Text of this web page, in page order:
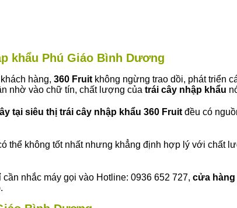
khẩu Phú Giáo Bình Dương
hàng, 360 Fruit không ngừng trao dồi, phát triển
nhờ vào chữ tín, chất lượng của trái cây nhập khẩu
tại siêu thị trái cây nhập khẩu 360 Fruit đều có
thể không tốt nhất nhưng khẳng định hợp lý với chất
nhắc máy gọi vào Hotline: 0936 652 727, cửa hàng